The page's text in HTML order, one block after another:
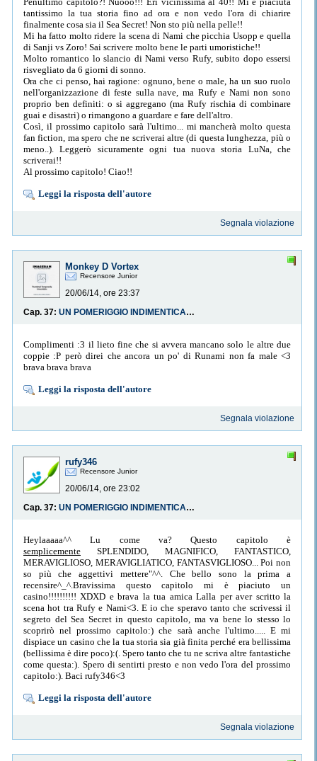
tantissimo la tua storia fino ad ora e non vedo l'ora di chiarire
finalmente cosa sia il Sea Secret! Non sto più nella pelle!!
Mi ha fatto molto ridere la scena di Nami che picchia Usopp e quella
di Sanji vs Zoro! Sai scrivere molto bene le parti umoristiche!!
Molto romantico lo slancio di Nami verso Rufy, subito dopo essersi
risvegliato da 6 giorni di sonno.
Ora che ci penso, hai ragione: ognuno, bene o male, ha un suo ruolo
nell'organizzazione di feste sulla nave, ma Rufy e Nami non sono
proprio ben definiti: o si aggregano (ma Rufy rischia di combinare
guai e disastri) o rimangono a guardare e fare dell'altro.
Così, il prossimo capitolo sarà l'ultimo... mi mancherà molto questa
fan fiction, ma spero che ne scriverai altre (di questa lunghezza, più o
meno..). Leggerò sicuramente ogni tua nuova storia LuNa, che
scriverai!!
Al prossimo capitolo! Ciao!!
Leggi la risposta dell'autore
Segnala violazione
Monkey D Vortex
Recensore Junior
20/06/14, ore 23:37
Cap. 37:
UN POMERIGGIO INDIMENTICABILE
Complimenti :3 il lieto fine che si avvera mancano solo le altre due
coppie :P però direi che ancora un po' di Runami non fa male <3
brava brava brava
Leggi la risposta dell'autore
Segnala violazione
rufy346
Recensore Junior
20/06/14, ore 23:02
Cap. 37:
UN POMERIGGIO INDIMENTICABILE
Heylaaaaa^^ Lu come va? Questo capitolo è
semplicemente SPLENDIDO, MAGNIFICO, FANTASTICO,
MERAVIGLIOSO, MERAVIGLIATICO, FANTASVIGLIOSO... Poi non
so più che aggettivi mettere"^^. Che bello sono la prima a
recensire^_^.Bravissima questo capitolo mi è piaciuto un
casino!!!!!!!!!! XDXD e brava la tua amica Lalla per aver scritto la
scena hot tra Rufy e Nami<3. E io che speravo tanto che scrivessi il
segreto del Sea Secret in questo capitolo, ma va bene lo stesso lo
scoprirò nel prossimo capitolo:) che sarà anche l'ultimo..... E mi
dispiace un casino che la tua storia sia già finita perché era bellissima
(bellissima è dire poco):(. Spero tanto che tu ne scriva altre fantastiche
come questa:). Spero di sentirti presto e non vedo l'ora del prossimo
capitolo:). Baci rufy346<3
Leggi la risposta dell'autore
Segnala violazione